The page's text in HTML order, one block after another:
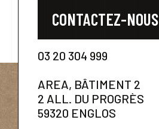
CONTACTEZ-NOUS
03 20 304 999
AREA, BÂTIMENT 2
2 ALL. DU PROGRÈS
59320 ENGLOS